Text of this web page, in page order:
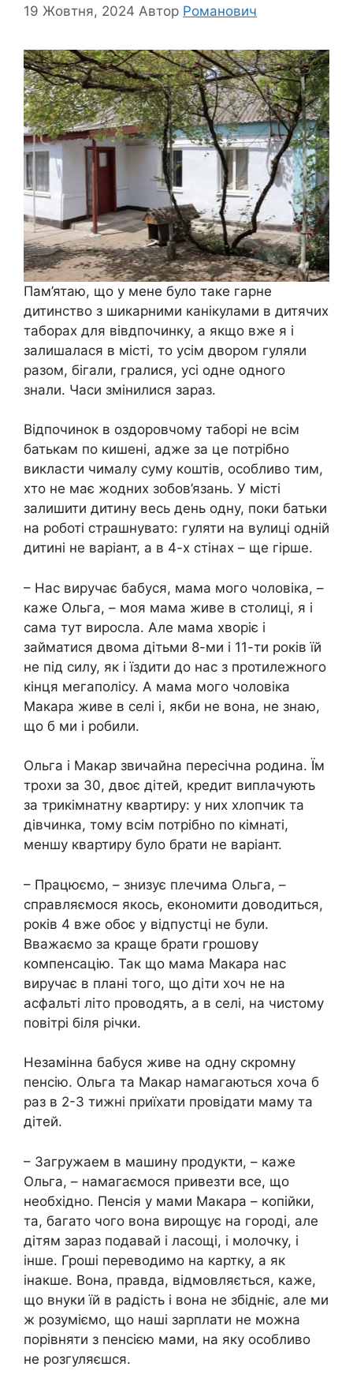
19 Жовтня, 2024 Автор Романович
Пам’ятаю, що у мене було таке гарне
дитинство з шикарними канікулами в дитячих
таборах для вівдпочинку, а якщо вже я і
залишалася в місті, то усім двором гуляли
разом, бігали, гралися, усі одне одного
знали. Часи змінилися зараз.
Відпочинок в оздоровчому таборі не всім
батькам по кишені, адже за це потрібно
викласти чималу суму коштів, особливо тим,
хто не має жодних зобов’язань. У місті
залишити дитину весь день одну, поки батьки
на роботі страшнувато: гуляти на вулиці одній
дитині не варіант, а в 4-х стінах – ще гірше.
– Нас виручає бабуся, мама мого чоловіка, –
каже Ольга, – моя мама живе в столиці, я і
сама тут виросла. Але мама хворіє і
займатися двома дітьми 8-ми і 11-ти років їй
не під силу, як і їздити до нас з протилежного
кінця мегаполісу. А мама мого чоловіка
Макара живе в селі і, якби не вона, не знаю,
що б ми і робили.
Ольга і Макар звичайна пересічна родина. Їм
трохи за 30, двоє дітей, кредит виплачують
за трикімнатну квартиру: у них хлопчик та
дівчинка, тому всім потрібно по кімнаті,
меншу квартиру було брати не варіант.
– Працюємо, – знизує плечима Ольга, –
справляємося якось, економити доводиться,
років 4 вже обоє у відпустці не були.
Вважаємо за краще брати грошову
компенсацію. Так що мама Макара нас
виручає в плані того, що діти хоч не на
асфальті літо проводять, а в селі, на чистому
повітрі біля річки.
Незамінна бабуся живе на одну скромну
пенсію. Ольга та Макар намагаються хоча б
раз в 2-3 тижні приїхати провідати маму та
дітей.
– Загружаем в машину продукти, – каже
Ольга, – намагаємося привезти все, що
необхідно. Пенсія у мами Макара – копійки,
та, багато чого вона вирощує на городі, але
дітям зараз подавай і ласощі, і молочку, і
інше. Гроші переводимо на картку, а як
інакше. Вона, правда, відмовляється, каже,
що внуки їй в радість і вона не збідніє, але ми
ж розуміємо, що наші зарплати не можна
порівняти з пенсією мами, на яку особливо
не розгуляєшся.